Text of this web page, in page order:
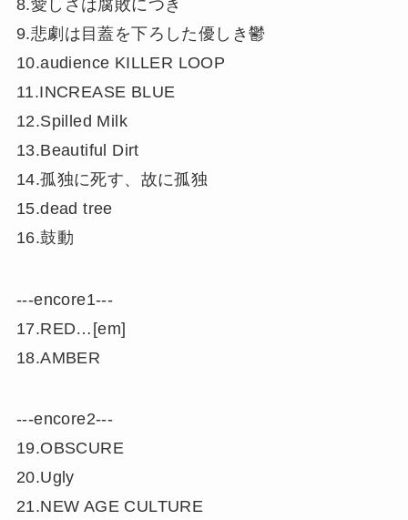
8.愛しさは腐敗につき
9.悲劇は目蓋を下ろした優しき鬱
10.audience KILLER LOOP
11.INCREASE BLUE
12.Spilled Milk
13.Beautiful Dirt
14.孤独に死す、故に孤独
15.dead tree
16.鼓動
‐‐‐encore1‐‐‐
17.RED…[em]
18.AMBER
‐‐‐encore2‐‐‐
19.OBSCURE
20.Ugly
21.NEW AGE CULTURE